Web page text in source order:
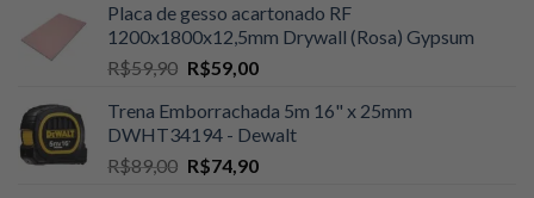
original
era:
R$109,00.
atual
é:
Placa de gesso acartonado RF
1200x1800x12,5mm Drywall (Rosa) Gypsum
R$59,90 O
original
era:
R$59,90.
R$59,00O
atual
é:
R$59,00.
Trena Emborrachada 5m 16" x 25mm
DWHT34194 - Dewalt
R$89,00 O
R$74,90O